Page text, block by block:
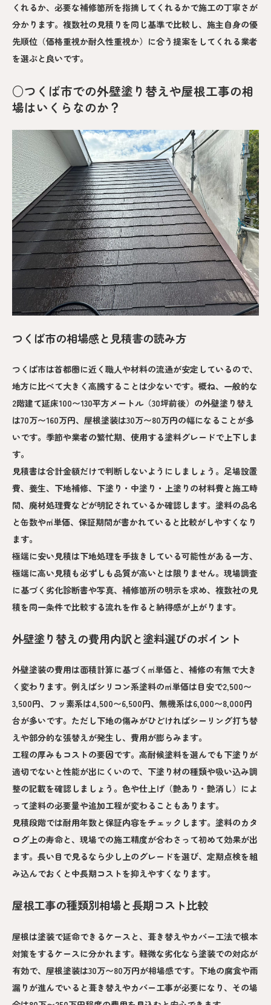
くれるか、必要な補修箇所を指摘してくれるかで施工の丁寧さが
分かります。複数社の見積りを同じ基準で比較し、施主自身の優
先順位（価格重視か耐久性重視か）に合う提案をしてくれる業者
を選ぶと良いです。
○つくば市での外壁塗り替えや屋根工事の相
場はいくらなのか？
つくば市の相場感と見積書の読み方
つくば市は首都圏に近く職人や材料の流通が安定しているので、
地方に比べて大きく高騰することは少ないです。概ね、一般的な
2階建て延床100〜130平方メートル（30坪前後）の外壁塗り替え
は70万〜160万円、屋根塗装は30万〜80万円の幅になることが多
いです。季節や業者の繁忙期、使用する塗料グレードで上下しま
す。
見積書は合計金額だけで判断しないようにしましょう。足場設置
費、養生、下地補修、下塗り・中塗り・上塗りの材料費と施工時
間、廃材処理費などが明記されているか確認します。塗料の品名
と缶数や㎡単価、保証期間が書かれていると比較がしやすくなり
ます。
極端に安い見積は下地処理を手抜きしている可能性がある一方、
極端に高い見積も必ずしも品質が高いとは限りません。現場調査
に基づく劣化診断書や写真、補修箇所の明示を求め、複数社の見
積を同一条件で比較する流れを作ると納得感が上がります。
外壁塗り替えの費用内訳と塗料選びのポイント
外壁塗装の費用は面積計算に基づく㎡単価と、補修の有無で大き
く変わります。例えばシリコン系塗料の㎡単価は目安で2,500〜
3,500円、フッ素系は4,500〜6,500円、無機系は6,000〜8,000円
台が多いです。ただし下地の傷みがひどければシーリング打ち替
えや部分的な張替えが発生し、費用が膨らみます。
工程の厚みもコストの要因です。高耐候塗料を選んでも下塗りが
適切でないと性能が出にくいので、下塗り材の種類や吸い込み調
整の記載を確認しましょう。色や仕上げ（艶あり・艶消し）によ
って塗料の必要量や追加工程が変わることもあります。
見積段階では耐用年数と保証内容をチェックします。塗料のカタ
ログ上の寿命と、現場での施工精度が合わさって初めて効果が出
ます。長い目で見るなら少し上のグレードを選び、定期点検を組
み込んでおくと中長期コストを抑えやすくなります。
屋根工事の種類別相場と長期コスト比較
屋根は塗装で延命できるケースと、葺き替えやカバー工法で根本
対策をするケースに分かれます。軽微な劣化なら塗装での対応が
有効で、屋根塗装は30万〜80万円が相場感です。下地の腐食や雨
漏りが進んでいると葺き替えやカバー工事が必要になり、その場